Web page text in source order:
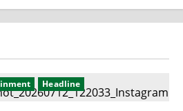
Headline